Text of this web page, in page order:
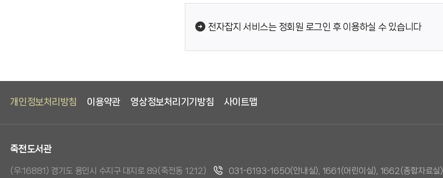
전자잡지 서비스는 정회원 로그인 후 이용하실 수 있습니다
개인정보처리방침 이용약관 영상정보처리기기방침 사이트맵
죽전도서관
(우:16881) 경기도 용인시 수지구 대지로 89(죽전동 1212) 031-6193-1650(안내실), 1661(어린이실), 1662(종합자료실)